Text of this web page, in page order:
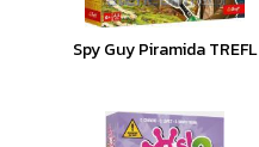
Spy Guy Piramida TREFL